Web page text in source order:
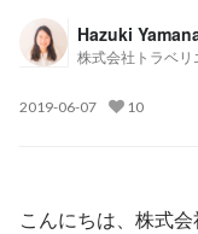
Hazuki
株式会社トラベ
2019-06-07 10
こんにちは、株式